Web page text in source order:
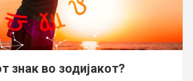
знак во зодијакот?